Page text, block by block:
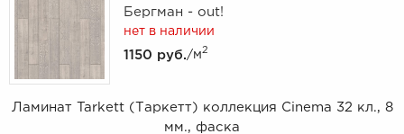
Бергман - out!
нет в наличии
1150 руб. /м 2
Ламинат Tarkett (Таркетт) коллекция Cinema 32 кл., 8
мм., фаска